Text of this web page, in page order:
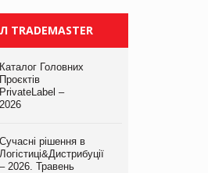
Каталог Головних
Проєктів
PrivateLabel –
2026
Сучасні рішення в
Логістиці&Дистрибуції
– 2026. Травень